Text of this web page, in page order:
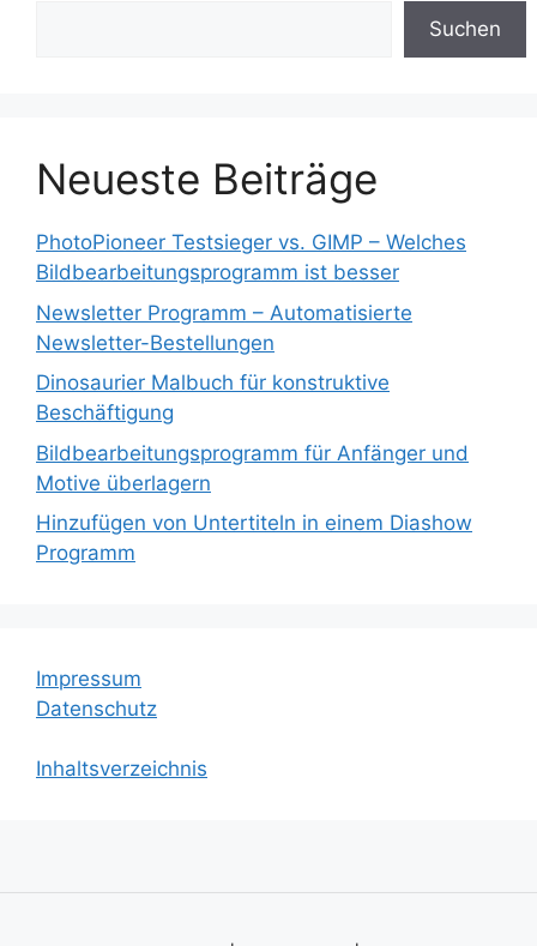
Suchen
Neueste Beiträge
PhotoPioneer Testsieger vs. GIMP – Welches
Bildbearbeitungsprogramm ist besser
Newsletter Programm – Automatisierte
Newsletter-Bestellungen
Dinosaurier Malbuch für konstruktive
Beschäftigung
Bildbearbeitungsprogramm für Anfänger und
Motive überlagern
Hinzufügen von Untertiteln in einem Diashow
Programm
Impressum
Datenschutz
Inhaltsverzeichnis